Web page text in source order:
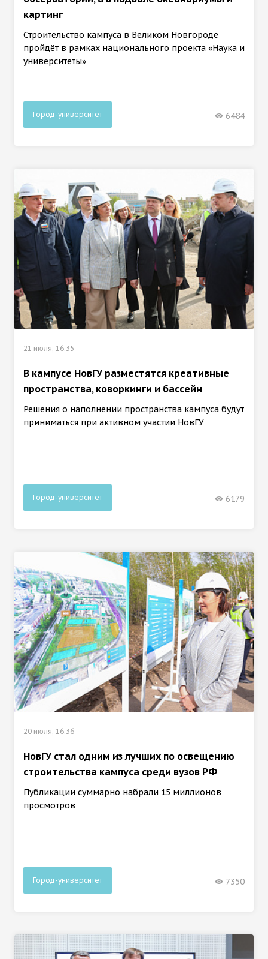
картинг
Строительство кампуса в Великом Новгороде
пройдёт в рамках национального проекта «Наука и
университеты»
Город-университет 6484
21 июля, 16:35
В кампусе НовГУ разместятся креативные
пространства, коворкинги и бассейн
Решения о наполнении пространства кампуса будут
приниматься при активном участии НовГУ
Город-университет 6179
20 июля, 16:36
НовГУ стал одним из лучших по освещению
строительства кампуса среди вузов РФ
Публикации суммарно набрали 15 миллионов
просмотров
Город-университет 7350